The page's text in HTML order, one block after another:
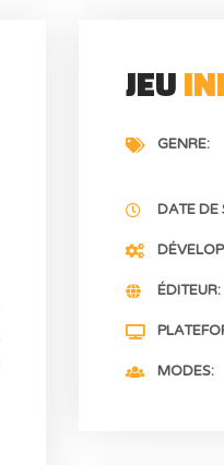
JEU
GENRE
DATE DE
ÉDITEUR
MODES